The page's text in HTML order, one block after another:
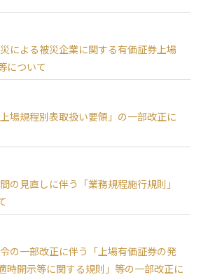
による被災企業に関する有価証券上場
について
上場規程別表取扱い要領」の一部改正に
の見直しに伴う「業務規程施行規則」
の一部改正に伴う「上場有価証券の発
時開示等に関する規則」等の一部改正に